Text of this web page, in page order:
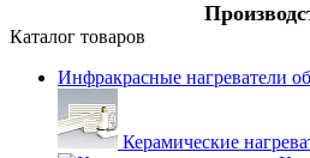
Каталог товаров
Инфракрасные нагреватели
Керамические